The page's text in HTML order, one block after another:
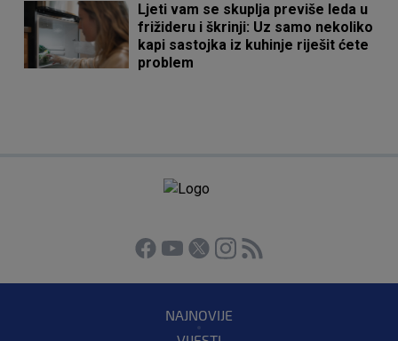
Ljeti vam se skuplja previše leda u
frižideru i škrinji: Uz samo nekoliko
kapi sastojka iz kuhinje riješit ćete
problem
NAJNOVIJE